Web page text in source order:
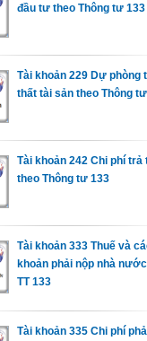
đầu tư theo Thông tư 133
Tài khoản 229 Dự phòng
thất tài sản theo Thông
Tài khoản 242 Chi phí
theo Thông tư 133
Tài khoản 333 Thuế và
khoản phải nộp nhà
TT 133
Tài khoản 335 Chi phí